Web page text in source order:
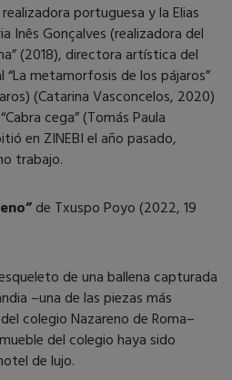
portuguesa y la Elias
Inês Gonçalves (realizadora del
(2018), directora artística del
metamorfosis de los pájaros”
(Catarina Vasconcelos, 2020)
cega” (Tomás Paula
en ZINEBI el año pasado,
trabajo.
de Txuspo Poyo (2022, 19
de una ballena capturada
–una de las piezas más
colegio Nazareno de Roma–
del colegio haya sido
de lujo.